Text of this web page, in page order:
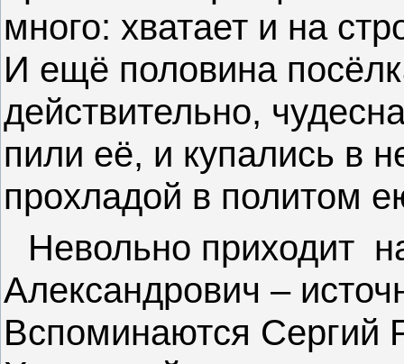
много: хватает и на
И ещё половина
действительно,
пили её, и купались в
прохладой в политом
Невольно приходит
Александрович –
Вспоминаются Сергий